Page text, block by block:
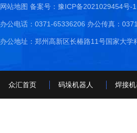
网站地图 备案号：豫ICP备2021029454号-1
办公电话：0371-65336206 办公传真：
办公地址：郑州高新区长椿路11号国家大学
众汇首页 码垛机器人 焊接机